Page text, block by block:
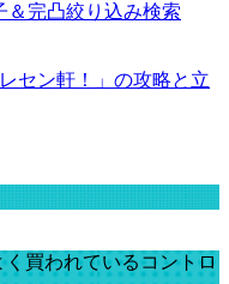
＆完凸絞り込み検索
セン軒！」の攻略と立
く買われているコントロ